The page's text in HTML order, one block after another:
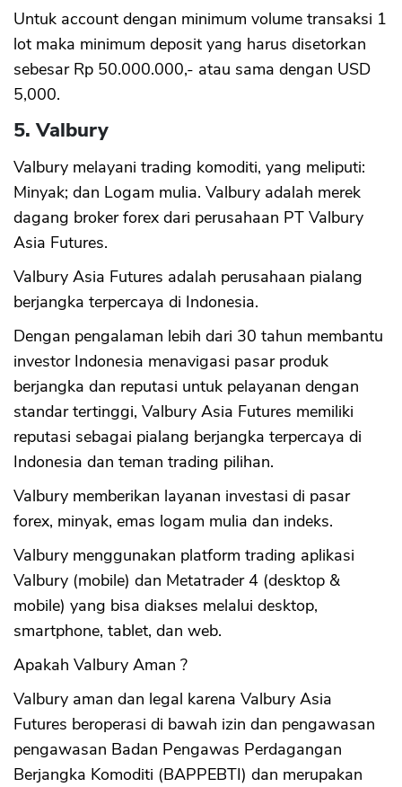
Untuk account dengan minimum volume transaksi 1
lot maka minimum deposit yang harus disetorkan
sebesar Rp 50.000.000,- atau sama dengan USD
5,000.
5. Valbury
Valbury melayani trading komoditi, yang meliputi:
Minyak; dan Logam mulia. Valbury adalah merek
dagang broker forex dari perusahaan PT Valbury
Asia Futures.
Valbury Asia Futures adalah perusahaan pialang
berjangka terpercaya di Indonesia.
Dengan pengalaman lebih dari 30 tahun membantu
investor Indonesia menavigasi pasar produk
berjangka dan reputasi untuk pelayanan dengan
standar tertinggi, Valbury Asia Futures memiliki
reputasi sebagai pialang berjangka terpercaya di
Indonesia dan teman trading pilihan.
Valbury memberikan layanan investasi di pasar
forex, minyak, emas logam mulia dan indeks.
Valbury menggunakan platform trading aplikasi
Valbury (mobile) dan Metatrader 4 (desktop &
mobile) yang bisa diakses melalui desktop,
smartphone, tablet, dan web.
Apakah Valbury Aman ?
Valbury aman dan legal karena Valbury Asia
Futures beroperasi di bawah izin dan pengawasan
pengawasan Badan Pengawas Perdagangan
Berjangka Komoditi (BAPPEBTI) dan merupakan